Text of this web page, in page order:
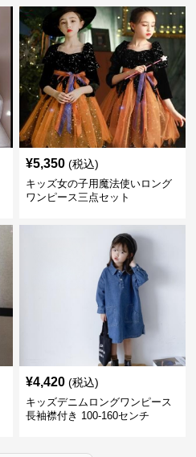
¥5,350 (税込)
キッズ女の子用魔法使いロング
ワンピース三点セット
¥4,420 (税込)
キッズデニムロングワンピース
長袖襟付き 100-160センチ